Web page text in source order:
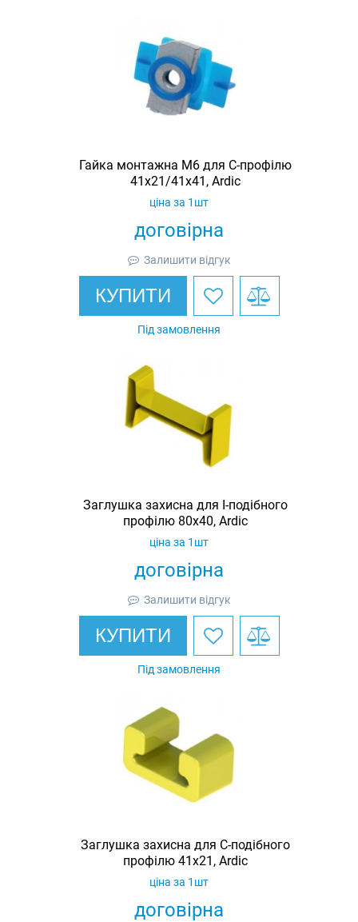
Гайка монтажна M6 для C-профілю
41х21/41х41, Ardic
договірна
ціна за 1шт
Залишити відгук
КУПИТИ
Під замовлення
Заглушка захисна для I-подібного
профілю 80х40, Ardic
договірна
ціна за 1шт
Залишити відгук
КУПИТИ
Під замовлення
Заглушка захисна для С-подібного
профілю 41х21, Ardic
договірна
ціна за 1шт